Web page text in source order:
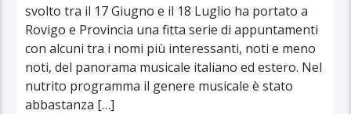
svolto tra il 17 Giugno e il 18 Luglio ha portato a
Rovigo e Provincia una fitta serie di appuntamenti
con alcuni tra i nomi più interessanti, noti e meno
noti, del panorama musicale italiano ed estero. Nel
nutrito programma il genere musicale è stato
abbastanza […]